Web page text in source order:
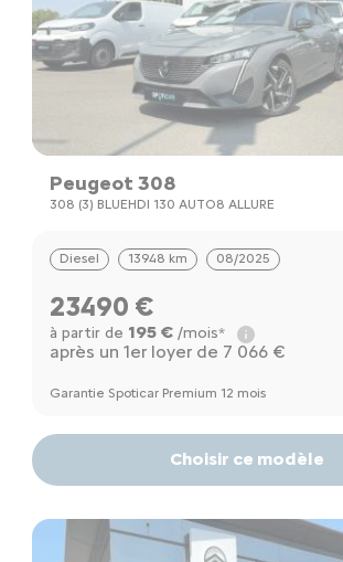
Peugeot 308
308 (3) BLUEHDI 130 AUTO8 ALLURE
Diesel 13948 km 08/2025
23490 €
à partir de 195 €/mois*
après un 1er loyer de 7 066 €
Garantie Spoticar Premium 12 mois
Choisir ce modèle